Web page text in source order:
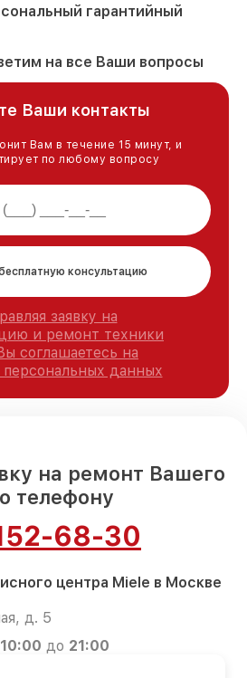
гарантийный
на все Ваши вопросы
Ваши контакты
Вам в течение 15 минут, и
по любому вопросу
консультацию
заявку на
и ремонт техники
соглашаетесь на
персональных данных
на ремонт Вашего
телефону
68-30
центра Miele в Москве
д. 5
10:00 до 21:00